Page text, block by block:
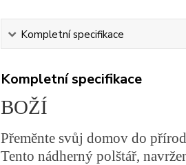
Kompletní specifikace
Kompletní specifikace
BOŽÍ
Přeměnte svůj domov do
Tento nádherný polštář,